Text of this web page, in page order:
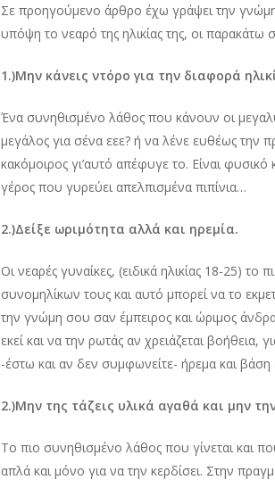
Σε προηγούμενο άρθρο έχω γράψει την γνώμη
υπόψη το νεαρό της ηλικίας της, οι
1.)Μην κάνεις ντόρο για την διαφορά
Ένα συνηθισμένο λάθος που κάνουν οι
μεγάλος για σένα εεε? ή να λένε ευθέως την
κακόμοιρος γι’αυτό απέφυγε το. Είναι
γέρος που γυρεύει απελπισμένα πιπίνια…
2.)Δείξε ωριμότητα αλλά και ηρεμία.
Οι νεαρές γυναίκες, (ειδικά ηλικίας 18-25)
συνομηλίκων τους και αυτό μπορεί να το
την γνώμη σου σαν έμπειρος και ώριμος
εκεί και να την ρωτάς αν χρειάζεται βοήθεια,
-έστω και αν δεν συμφωνείτε- ήρεμα και βάση
2.)Μην της τάζεις υλικά αγαθά και μην
Το πιο συνηθισμένο λάθος που γίνεται και
απλά και μόνο για να την κερδίσει. Στην